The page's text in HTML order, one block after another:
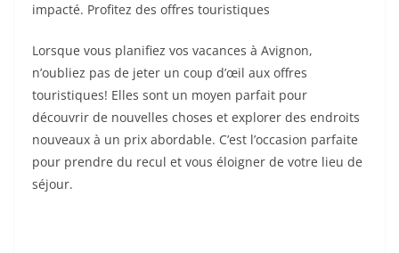
impacté. Profitez des offres touristiques
Lorsque vous planifiez vos vacances à Avignon,
n’oubliez pas de jeter un coup d’œil aux offres
touristiques! Elles sont un moyen parfait pour
découvrir de nouvelles choses et explorer des endroits
nouveaux à un prix abordable. C’est l’occasion parfaite
pour prendre du recul et vous éloigner de votre lieu de
séjour.